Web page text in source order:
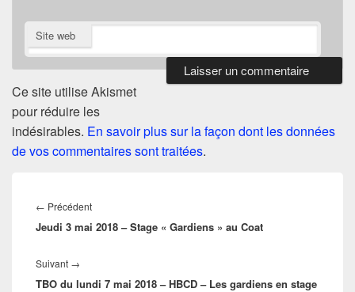
Site web
Ce site utilise Akismet
pour réduire les
indésirables. En savoir plus sur la façon dont les données
de vos commentaires sont traitées.
de
l’article
← PrécédentArticle
précédent :
Jeudi 3 mai 2018 – Stage « Gardiens » au Coat
Suivant →
suivant :
TBO du lundi 7 mai 2018 – HBCD – Les gardiens en stage